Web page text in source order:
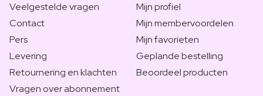
Veelgestelde vragen
Contact
Pers
Levering
Retournering en klachten
Vragen over abonnement
Mijn profiel
Mijn membervoordelen
Mijn favorieten
Geplande bestelling
Beoordeel producten